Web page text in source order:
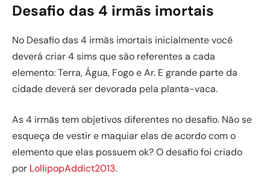
Desafio das 4 irmãs imortais
No Desafio das 4 irmãs imortais inicialmente você
deverá criar 4 sims que são referentes a cada
elemento: Terra, Água, Fogo e Ar. E grande parte da
cidade deverá ser devorada pela planta-vaca.
As 4 irmãs tem objetivos diferentes no desafio. Não se
esqueça de vestir e maquiar elas de acordo com o
elemento que elas possuem ok? O desafio foi criado
por LollipopAddict2013.